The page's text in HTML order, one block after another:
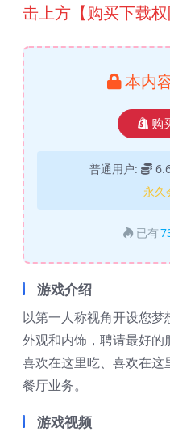
击上方【购买下载
本内
购
普通用户:
永久
已有
游戏介绍
以第一人称视角开设您
外观和内饰，聘请最好
喜欢在这里吃、喜欢在
餐厅业务。
游戏视频